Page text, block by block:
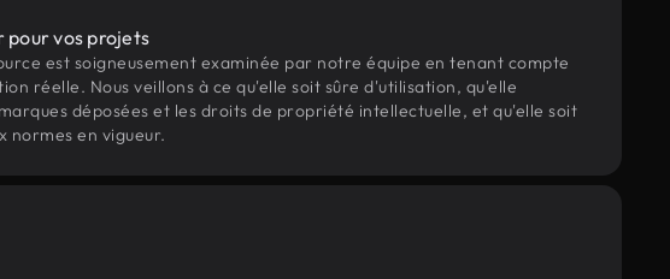
pour vos projets
est soigneusement examinée par notre équipe en tenant compte
réelle. Nous veillons à ce qu'elle soit sûre d'utilisation, qu'elle
déposées et les droits de propriété intellectuelle, et qu'elle soit
normes en vigueur.